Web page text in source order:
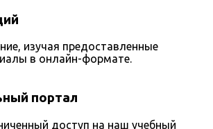
изучая предоставленные
в онлайн-формате.
портал
доступ на наш учебный